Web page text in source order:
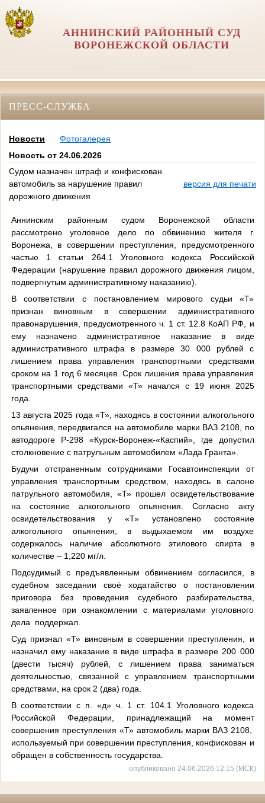
АННИНСКИЙ РАЙОННЫЙ СУД
ВОРОНЕЖСКОЙ ОБЛАСТИ
ПРЕСС-СЛУЖБА
Новости
Фотогалерея
Новость от 24.06.2026
Судом назначен штраф и конфискован
автомобиль за нарушение правил
дорожного движения
версия для печати
Аннинским районным судом Воронежской области
рассмотрено уголовное дело по обвинению жителя г.
Воронежа, в совершении преступления, предусмотренного
частью 1 статьи 264.1 Уголовного кодекса Российской
Федерации (нарушение правил дорожного движения лицом,
подвергнутым административному наказанию).
В соответствии с постановлением мирового судьи «Т»
признан виновным в совершении административного
правонарушения, предусмотренного ч. 1 ст. 12.8 КоАП РФ, и
ему назначено административное наказание в виде
административного штрафа в размере 30 000 рублей с
лишением права управления транспортными средствами
сроком на 1 год 6 месяцев. Срок лишения права управления
транспортными средствами «Т» начался с 19 июня 2025
года.
13 августа 2025 года «Т», находясь в состоянии алкогольного
опьянения, передвигался на автомобиле марки ВАЗ 2108, по
автодороге Р-298 «Курск-Воронеж-«Каспий», где допустил
столкновение с патрульным автомобилем «Лада Гранта».
Будучи отстраненным сотрудниками Госавтоинспекции от
управления транспортным средством, находясь в салоне
патрульного автомобиля, «Т» прошел освидетельствование
на состояние алкогольного опьянения. Согласно акту
освидетельствования у «Т» установлено состояние
алкогольного опьянения, в выдыхаемом им воздухе
содержалось наличие абсолютного этилового спирта в
количестве – 1,220 мг/л.
Подсудимый с предъявленным обвинением согласился, в
судебном заседании своё ходатайство о постановлении
приговора без проведения судебного разбирательства,
заявленное при ознакомлении с материалами уголовного
дела поддержал.
Суд признал «Т» виновным в совершении преступления, и
назначил ему наказание в виде штрафа в размере 200 000
(двести тысяч) рублей, с лишением права заниматься
деятельностью, связанной с управлением транспортными
средствами, на срок 2 (два) года.
В соответствии с п. «д» ч. 1 ст. 104.1 Уголовного кодекса
Российской Федерации, принадлежащий на момент
совершения преступления «Т» автомобиль марки ВАЗ 2108,
используемый при совершении преступления, конфискован и
обращен в собственность государства.
опубликовано 24.06.2026 12:15 (МСК)